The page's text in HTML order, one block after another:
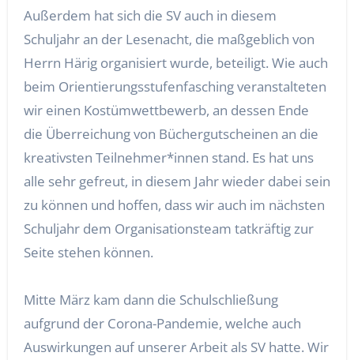
Außerdem hat sich die SV auch in diesem
Schuljahr an der Lesenacht, die maßgeblich von
Herrn Härig organisiert wurde, beteiligt. Wie auch
beim Orientierungsstufenfasching veranstalteten
wir einen Kostümwettbewerb, an dessen Ende
die Überreichung von Büchergutscheinen an die
kreativsten Teilnehmer*innen stand. Es hat uns
alle sehr gefreut, in diesem Jahr wieder dabei sein
zu können und hoffen, dass wir auch im nächsten
Schuljahr dem Organisationsteam tatkräftig zur
Seite stehen können.
Mitte März kam dann die Schulschließung
aufgrund der Corona-Pandemie, welche auch
Auswirkungen auf unserer Arbeit als SV hatte. Wir